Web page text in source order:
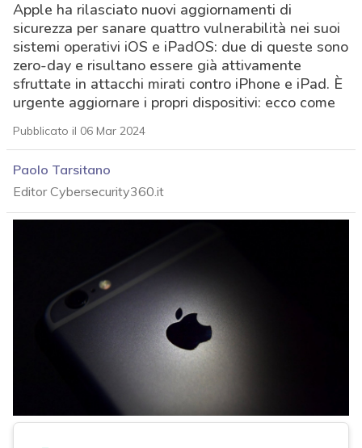
Apple ha rilasciato nuovi aggiornamenti di
sicurezza per sanare quattro vulnerabilità nei suoi
sistemi operativi iOS e iPadOS: due di queste sono
zero-day e risultano essere già attivamente
sfruttate in attacchi mirati contro iPhone e iPad. È
urgente aggiornare i propri dispositivi: ecco come
Pubblicato il 06 Mar 2024
Paolo Tarsitano
Editor Cybersecurity360.it